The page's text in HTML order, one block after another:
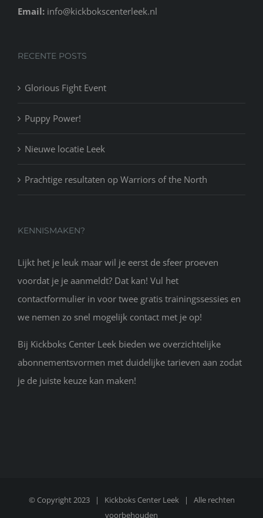
Email: info@kickbokscenterleek.nl
RECENTE POSTS
Glorious Fight Event
Puppy Power!
Nieuwe locatie Leek
Prachtige resultaten op Warriors of the North
KENNISMAKEN?
Lijkt het je leuk maar wil je eerst de sfeer proeven
voordat je je aanmeldt? Dat kan! Vul het
contactformulier in voor twee gratis trainingssessies en
we nemen zo snel mogelijk contact met je op!
Bij Kickboks Center Leek bieden we overzichtelijke
abonnementsvormen met duidelijke tarieven aan zodat
je de juiste keuze kan maken!
© Copyright 2023 | Kickboks Center Leek| Alle rechten
voorbehouden